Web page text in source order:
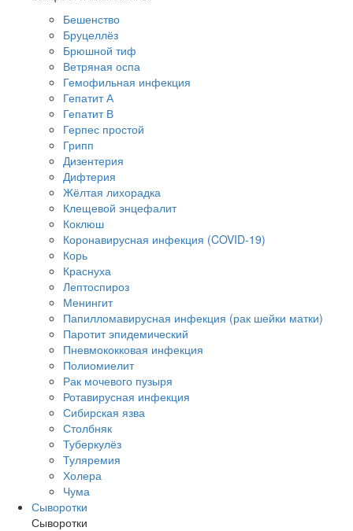
Бешенство
Бруцеллёз
Брюшной тиф
Ветряная оспа
Гемофильная инфекция
Гепатит А
Гепатит В
Герпес простой
Грипп
Дизентерия
Дифтерия
Жёлтая лихорадка
Клещевой энцефалит
Коклюш
Коронавирусная инфекция (COVID-19)
Корь
Краснуха
Лептоспироз
Менингит
Папилломавирусная инфекция (рак шейки матки)
Паротит эпидемический
Пневмококковая инфекция
Полиомиелит
Рак мочевого пузыря
Ротавирусная инфекция
Сибирская язва
Столбняк
Туберкулёз
Туляремия
Холера
Чума
Сыворотки
Сыворотки